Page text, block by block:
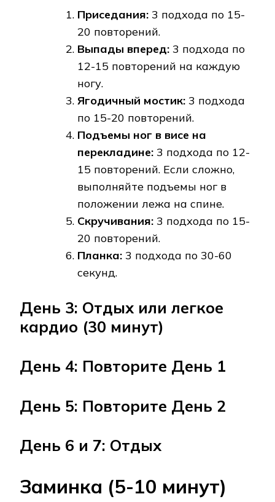
Приседания: 3 подхода по 15-
20 повторений.
Выпады вперед: 3 подхода по
12-15 повторений на каждую
ногу.
Ягодичный мостик: 3 подхода
по 15-20 повторений.
Подъемы ног в висе на
перекладине: 3 подхода по 12-
15 повторений. Если сложно,
выполняйте подъемы ног в
положении лежа на спине.
Скручивания: 3 подхода по 15-
20 повторений.
Планка: 3 подхода по 30-60
секунд.
День 3: Отдых или легкое
кардио (30 минут)
День 4: Повторите День 1
День 5: Повторите День 2
День 6 и 7: Отдых
Заминка (5-10 минут)